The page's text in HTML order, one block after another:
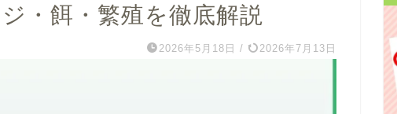
・餌・繁殖を徹底解説
2026年5月18日 / 2026年7月13日